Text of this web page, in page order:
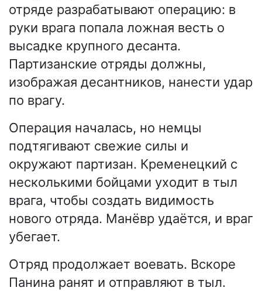
отряде разрабатывают операцию: в
руки врага попала ложная весть о
высадке крупного десанта.
Партизанские отряды должны,
изображая десантников, нанести удар
по врагу.
Операция началась, но немцы
подтягивают свежие силы и
окружают партизан. Кременецкий с
несколькими бойцами уходит в тыл
врага, чтобы создать видимость
нового отряда. Манёвр удаётся, и враг
убегает.
Отряд продолжает воевать. Вскоре
Панина ранят и отправляют в тыл.